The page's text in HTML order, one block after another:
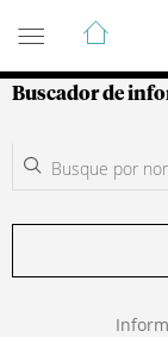
Guía de
Buscador de